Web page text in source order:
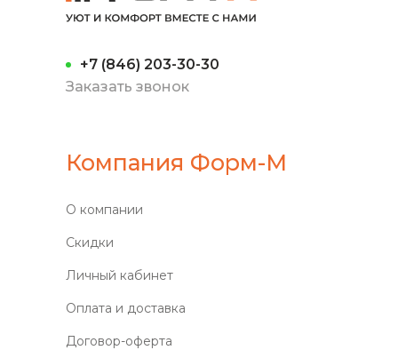
+7 (846) 203-30-30
Заказать звонок
Компания Форм-М
О компании
Скидки
Личный кабинет
Оплата и доставка
Договор-оферта